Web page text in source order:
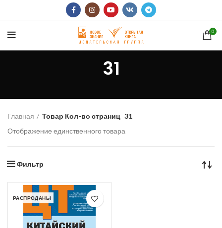
0
31
Главная Товар Кол-во страниц 31
Отображение единственного товара
Фильтр
РАСПРОДАНЫ